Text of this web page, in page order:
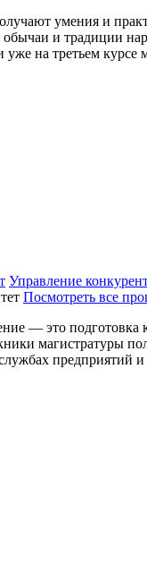
умения и
и традиции
на третьем
Управление
Посмотреть все
— это
магистратуры
предприятий